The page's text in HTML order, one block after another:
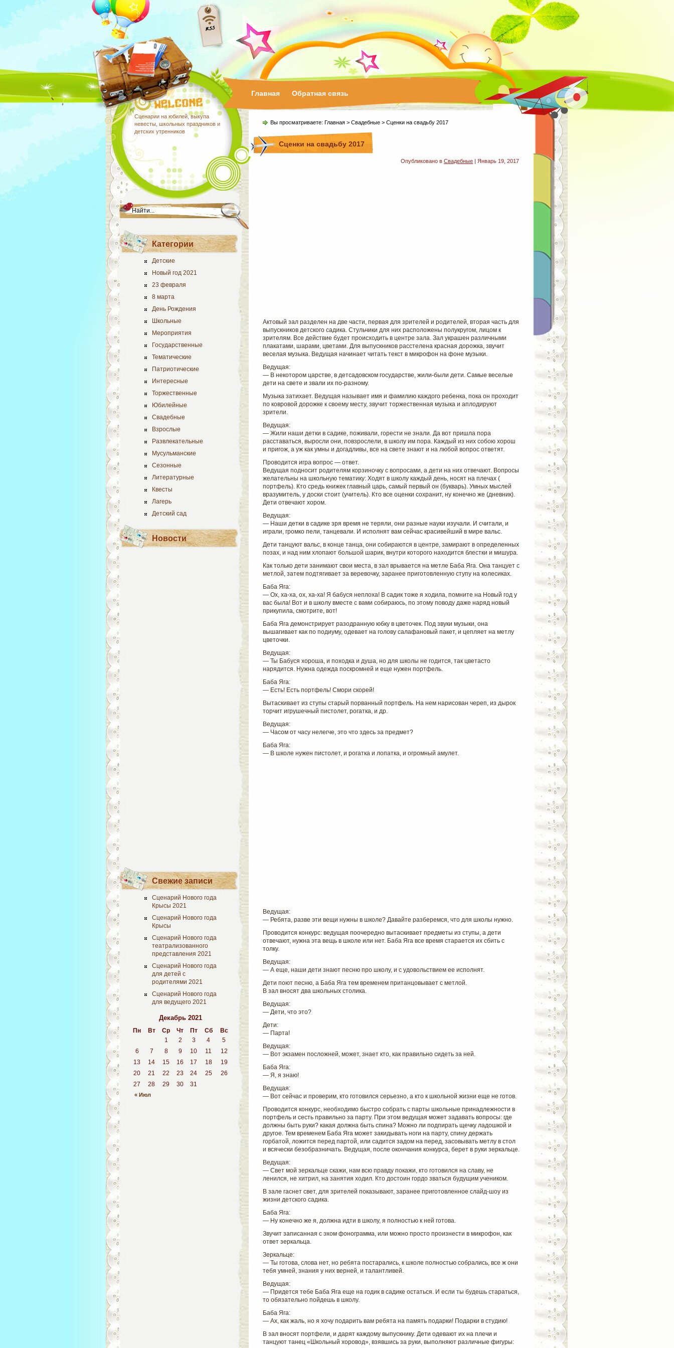
Главная Обратная связь
Сценарии на юбилей, выкупа
невесты, школьных праздников и
детских утренников
Категории
Детские
Новый год 2021
23 февраля
8 марта
День Рождения
Школьные
Мероприятия
Государственные
Тематические
Патриотические
Интересные
Торжественные
Юбилейные
Свадебные
Взрослые
Развлекательные
Мусульманские
Сезонные
Литературные
Квесты
Лагерь
Детский сад
Новости
Свежие записи
Сценарий Нового года
Крысы 2021
Сценарий Нового года
Крысы
Сценарий Нового года
театрализованного
представления 2021
Сценарий Нового года
для детей с
родителями 2021
Сценарий Нового года
для ведущего 2021
Декабрь 2021
Пн Вт Ср Чт Пт Сб Вс
« Июл
1 2 3 4
5
6
7 8 9 10 11
12
13
14 15 16 17 18
19
20
21 22 23 24 25
26
27
28 29 30 31
Вы просматриваете: Главная > Свадебные > Сценки на свадьбу 2017
Сценки на свадьбу 2017
Опубликовано в Свадебные | Январь 19, 2017
Актовый зал разделен на две части, первая для зрителей и родителей, вторая часть для
выпускников детского садика. Стульчики для них расположены полукругом, лицом к
зрителям. Все действие будет происходить в центре зала. Зал украшен различными
плакатами, шарами, цветами. Для выпускников расстелена красная дорожка, звучит
веселая музыка. Ведущая начинает читать текст в микрофон на фоне музыки.
Ведущая:
— В некотором царстве, в детсадовском государстве, жили-были дети. Самые веселые
дети на свете и звали их по-разному.
Музыка затихает. Ведущая называет имя и фамилию каждого ребенка, пока он проходит
по ковровой дорожке к своему месту, звучит торжественная музыка и аплодируют
зрители.
Ведущая:
— Жили наши детки в садике, поживали, горести не знали. Да вот пришла пора
расставаться, выросли они, повзрослели, в школу им пора. Каждый из них собою хорош
и пригож, а уж как умны и догадливы, все на свете знают и на любой вопрос ответят.
Проводится игра вопрос — ответ.
Ведущая подносит родителям корзиночку с вопросами, а дети на них отвечают. Вопросы
желательны на школьную тематику: Ходят в школу каждый день, носят на плечах (
портфель). Кто средь книжек главный царь, самый первый он (букварь). Умных мыслей
вразумитель, у доски стоит (учитель). Кто все оценки сохранит, ну конечно же (дневник).
Дети отвечают хором.
Ведущая:
— Наши детки в садике зря время не теряли, они разные науки изучали. И считали, и
играли, громко пели, танцевали. И исполнят вам сейчас красивейший в мире вальс.
Дети танцуют вальс, в конце танца, они собираются в центре, замирают в определенных
позах, и над ним хлопают большой шарик, внутри которого находится блестки и мишура.
Как только дети занимают свои места, в зал врывается на метле Баба Яга. Она танцует с
метлой, затем подтягивает за веревочку, заранее приготовленную ступу на колесиках.
Баба Яга:
— Ох, ха-ха, ох, ха-ха! Я бабуся неплоха! В садик тоже я ходила, помните на Новый год у
вас была! Вот и в школу вместе с вами собираюсь, по этому поводу даже наряд новый
прикупила, смотрите, вот!
Баба Яга демонстрирует разодранную юбку в цветочек. Под звуки музыки, она
вышагивает как по подиуму, одевает на голову салафановый пакет, и цепляет на метлу
цветочки.
Ведущая:
— Ты Бабуся хороша, и походка и душа, но для школы не годится, так цветасто
нарядится. Нужна одежда поскромней и еще нужен портфель.
Баба Яга:
— Есть! Есть портфель! Смори скорей!
Вытаскивает из ступы старый порванный портфель. На нем нарисован череп, из дырок
торчит игрушечный пистолет, рогатка, и др.
Ведущая:
— Часом от часу нелегче, это что здесь за предмет?
Баба Яга:
— В школе нужен пистолет, и рогатка и лопатка, и огромный амулет.
Ведущая:
— Ребята, разве эти вещи нужны в школе? Давайте разберемся, что для школы нужно.
Проводится конкурс: ведущая поочередно вытаскивает предметы из ступы, а дети
отвечают, нужна эта вещь в школе или нет. Баба Яга все время старается их сбить с
толку.
Ведущая:
— А еще, наши дети знают песню про школу, и с удовольствием ее исполнят.
Дети поют песню, а Баба Яга тем временем пританцовывает с метлой.
В зал вносят два школьных столика.
Ведущая:
— Дети, что это?
Дети:
— Парта!
Ведущая:
— Вот экзамен посложней, может, знает кто, как правильно сидеть за ней.
Баба Яга:
— Я, я знаю!
Ведущая:
— Вот сейчас и проверим, кто готовился серьезно, а кто к школьной жизни еще не готов.
Проводится конкурс, необходимо быстро собрать с парты школьные принадлежности в
портфель и сесть правильно за парту. При этом ведущая может задавать вопросы: где
должны быть руки? какая должна быть спина? Можно ли подпирать щечку ладошкой и
другое. Тем временем Баба Яга может закидывать ноги на парту, спину держать
горбатой, ложится перед партой, или садится задом на перед, засовывать метлу в стол
и всячески безобразничать. Ведущая, после окончания конкурса, берет в руки зеркальце.
Ведущая:
— Свет мой зеркальце скажи, нам всю правду покажи, кто готовился на славу, не
ленился, не хитрил, на занятия ходил. Кто достоин гордо зваться будущим учеником.
В зале гаснет свет, для зрителей показывают, заранее приготовленное слайд-шоу из
жизни детского садика.
Баба Яга:
— Ну конечно же я, должна идти в школу, я полностью к ней готова.
Звучит записанная с эхом фонограмма, или можно просто произнести в микрофон, как
ответ зеркальца.
Зеркальце:
— Ты готова, слова нет, но ребята постарались, к школе полностью собрались, все ж они
тебя умней, знания у них верней, и талантливей.
Ведущая:
— Придется тебе Баба Яга еще на годик в садике остаться. И если ты будешь стараться,
то обязательно пойдешь в школу.
Баба Яга:
— Ах, как жаль, но я хочу подарить вам ребята на память подарки! Подарки в студию!
В зал вносят портфели, и дарят каждому выпускнику. Дети одевают их на плечи и
танцуют танец «Школьный хоровод», взявшись за руки, выполняют различные фигуры: